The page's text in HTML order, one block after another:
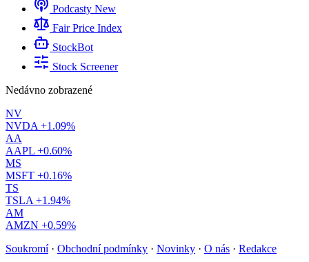
Podcasty New
Fair Price Index
StockBot
Stock Screener
Nedávno zobrazené
NV
NVDA +1.09%
AA
AAPL +0.60%
MS
MSFT +0.16%
TS
TSLA +1.94%
AM
AMZN +0.59%
Soukromí · Obchodní podmínky · Novinky · O nás · Redakce